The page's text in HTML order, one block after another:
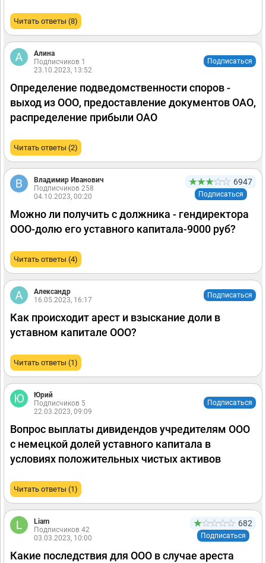
Читать ответы (8)
Алина
Подписчиков 1
23.10.2023, 13:52
Подписаться
Определение подведомственности споров -
выход из ООО, предоставление документов ОАО,
распределение прибыли ОАО
Читать ответы (2)
Владимир Иванович
Подписчиков 258
04.10.2023, 00:20
6947
Подписаться
Можно ли получить с должника - гендиректора
ООО-долю его уставного капитала-9000 руб?
Читать ответы (4)
Александр
16.05.2023, 16:17
Подписаться
Как происходит арест и взыскание доли в
уставном капитале ООО?
Читать ответы (1)
Юрий
Подписчиков 5
22.03.2023, 09:09
Подписаться
Вопрос выплаты дивидендов учредителям ООО
с немецкой долей уставного капитала в
условиях положительных чистых активов
Читать ответы (1)
Liam
Подписчиков 42
03.03.2023, 10:00
682
Подписаться
Какие последствия для ООО в случае ареста